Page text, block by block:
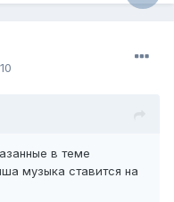
в теме
музыка ставится на